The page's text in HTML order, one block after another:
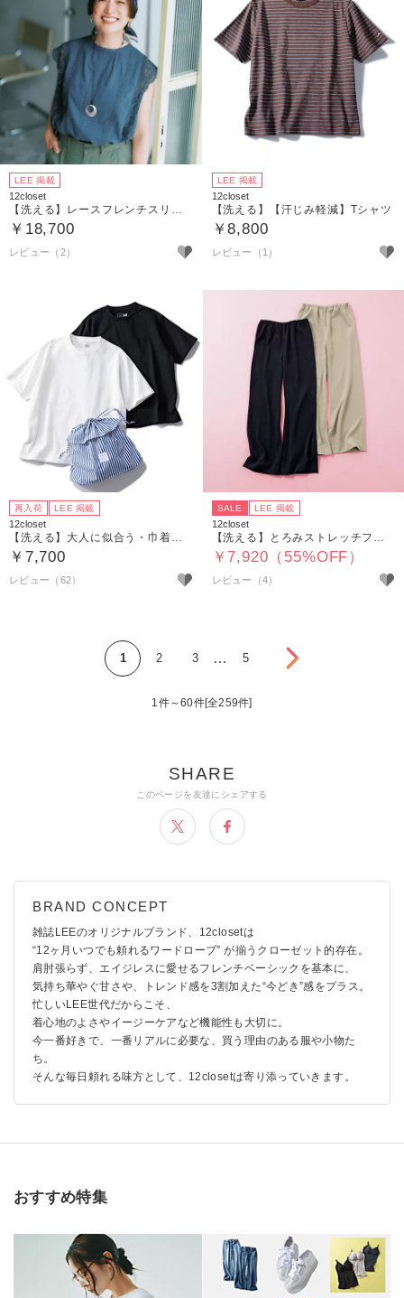
LEE 掲載
12closet
【洗える】レースフレンチスリーブブラウス
￥18,700
レビュー（2）
LEE 掲載
12closet
【洗える】【汗じみ軽減】Tシャツ
￥8,800
レビュー（1）
再入荷 LEE 掲載
12closet
￥7,700
レビュー（62）
SALE LEE 掲載
12closet
￥7,920（55%OFF）
レビュー（4）
1 2 3 … 5 次へ
1件～60件[全259件]
雑誌LEEのオリジナルブランド、12closetは
“12ヶ月いつでも頼れるワードローブ” が揃うクローゼット的存在。
肩肘張らず、エイジレスに愛せるフレンチベーシックを基本に、
気持ち華やぐ甘さや、トレンド感を3割加えた“今どき”感をプラス。
忙しいLEE世代だからこそ、
着心地のよさやイージーケアなど機能性も大切に。
今一番好きで、一番リアルに必要な、買う理由のある服や小物た
ち。
そんな毎日頼れる味方として、12closetは寄り添っていきます。
おすすめ特集